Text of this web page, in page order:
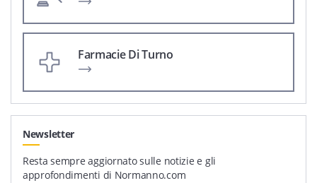
Farmacie Di Turno
Newsletter
Resta sempre aggiornato sulle notizie e gli
approfondimenti di Normanno.com